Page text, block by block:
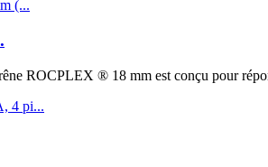
ROCPLEX ® 18 mm est conçu pour